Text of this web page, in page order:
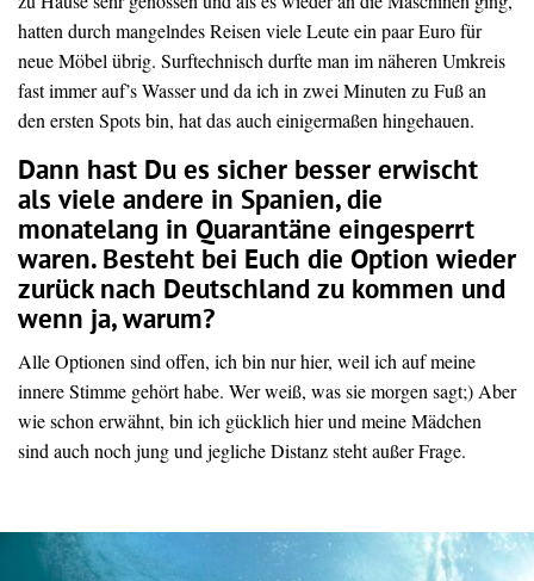
hatten durch mangelndes Reisen viele Leute ein paar Euro für
neue Möbel übrig. Surftechnisch durfte man im näheren Umkreis
fast immer auf’s Wasser und da ich in zwei Minuten zu Fuß an
den ersten Spots bin, hat das auch einigermaßen hingehauen.
Dann hast Du es sicher besser erwischt
als viele andere in Spanien, die
monatelang in Quarantäne eingesperrt
waren. Besteht bei Euch die Option wieder
zurück nach Deutschland zu kommen und
wenn ja, warum?
Alle Optionen sind offen, ich bin nur hier, weil ich auf meine
innere Stimme gehört habe. Wer weiß, was sie morgen sagt;) Aber
wie schon erwähnt, bin ich gücklich hier und meine Mädchen
sind auch noch jung und jegliche Distanz steht außer Frage.